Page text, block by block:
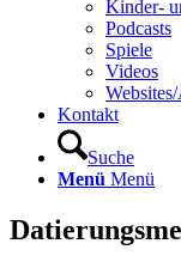
Kinder-
Podcasts
Spiele
Videos
Kontakt
Suche
Menü Menü